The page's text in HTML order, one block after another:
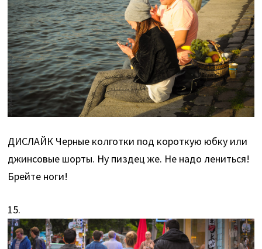
ДИСЛАЙК Черные колготки под короткую юбку или
джинсовые шорты. Ну пиздец же. Не надо лениться!
Брейте ноги!
15.